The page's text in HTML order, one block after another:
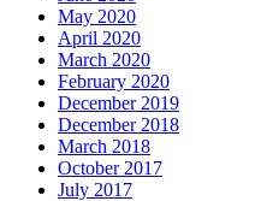
May 2020
April 2020
March 2020
February 2020
December 2019
December 2018
March 2018
October 2017
July 2017